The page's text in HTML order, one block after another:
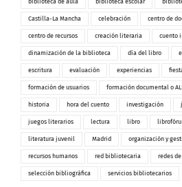
biblioteca de aula biblioteca escolar
Castilla-La Mancha celebración centro de
centro de recursos creación literaria cuento
dinamización de la biblioteca día del libro
escritura evaluación experiencias
formación de usuarios formación documental o
historia hora del cuento investigación
juegos literarios lectura libro
literatura juvenil Madrid organización y
recursos humanos red bibliotecaria redes
selección bibliográfica servicios bibliotecarios